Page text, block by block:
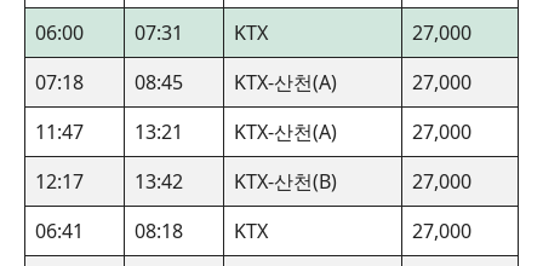
06:00
07:31 KTX
27,000
07:18
08:45 KTX-산천(A)
27,000
11:47
13:21 KTX-산천(A)
27,000
12:17
13:42 KTX-산천(B)
27,000
06:41
08:18 KTX
27,000